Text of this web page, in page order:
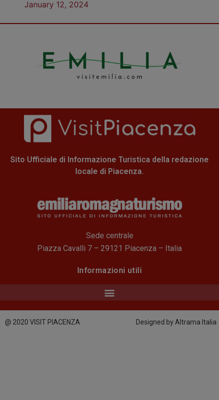
January 12, 2024
Sito Ufficiale di Informazione Turistica della redazione
locale di Piacenza.
Sede centrale
Piazza Cavalli 7 – 29121 Piacenza – Italia
Informazioni utili
@ 2020 VISIT PIACENZA Designed by Altrama Italia